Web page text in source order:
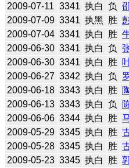
2009-07-11 3341 执白 负
2009-07-09 3341 执黑 胜
2009-07-04 3341 执白 胜
2009-06-30 3341 执白 负
2009-06-30 3341 执白 胜
2009-06-27 3342 执白 负
2009-06-18 3343 执白 胜
2009-06-13 3343 执白 负
2009-06-06 3344 执白 胜
2009-05-29 3345 执白 胜
2009-05-28 3345 执白 胜
2009-05-23 3345 执白 胜